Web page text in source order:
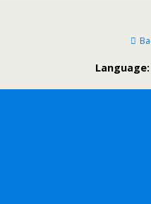
Language: